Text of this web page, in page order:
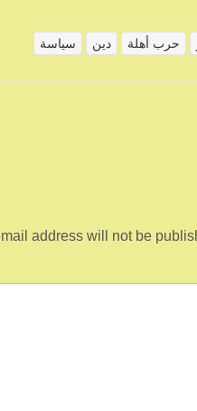
حرب أهلة دين سياسة
address will not be